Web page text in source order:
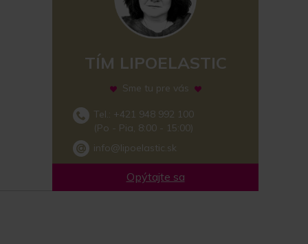
TÍM LIPOELASTIC
Sme tu pre vás
Tel.: +421 948 992 100
(Po - Pia, 8:00 - 15:00)
info@lipoelastic.sk
Opýtajte sa